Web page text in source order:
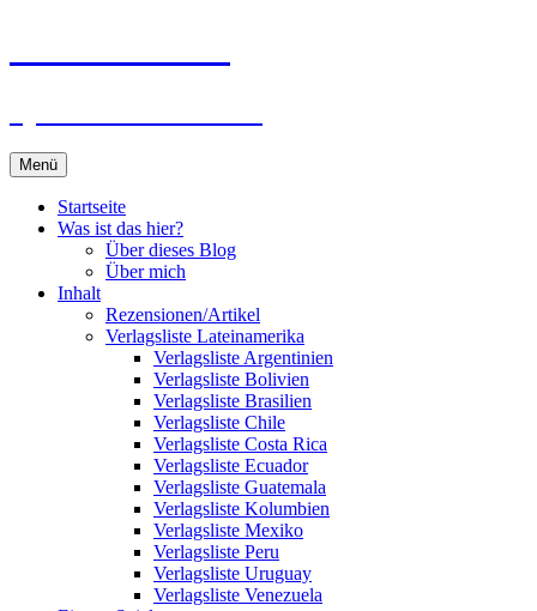
Menü
Startseite
Was ist das hier?
Über dieses Blog
Über mich
Inhalt
Rezensionen/Artikel
Verlagsliste Lateinamerika
Verlagsliste Argentinien
Verlagsliste Bolivien
Verlagsliste Brasilien
Verlagsliste Chile
Verlagsliste Costa Rica
Verlagsliste Ecuador
Verlagsliste Guatemala
Verlagsliste Kolumbien
Verlagsliste Mexiko
Verlagsliste Peru
Verlagsliste Uruguay
Verlagsliste Venezuela